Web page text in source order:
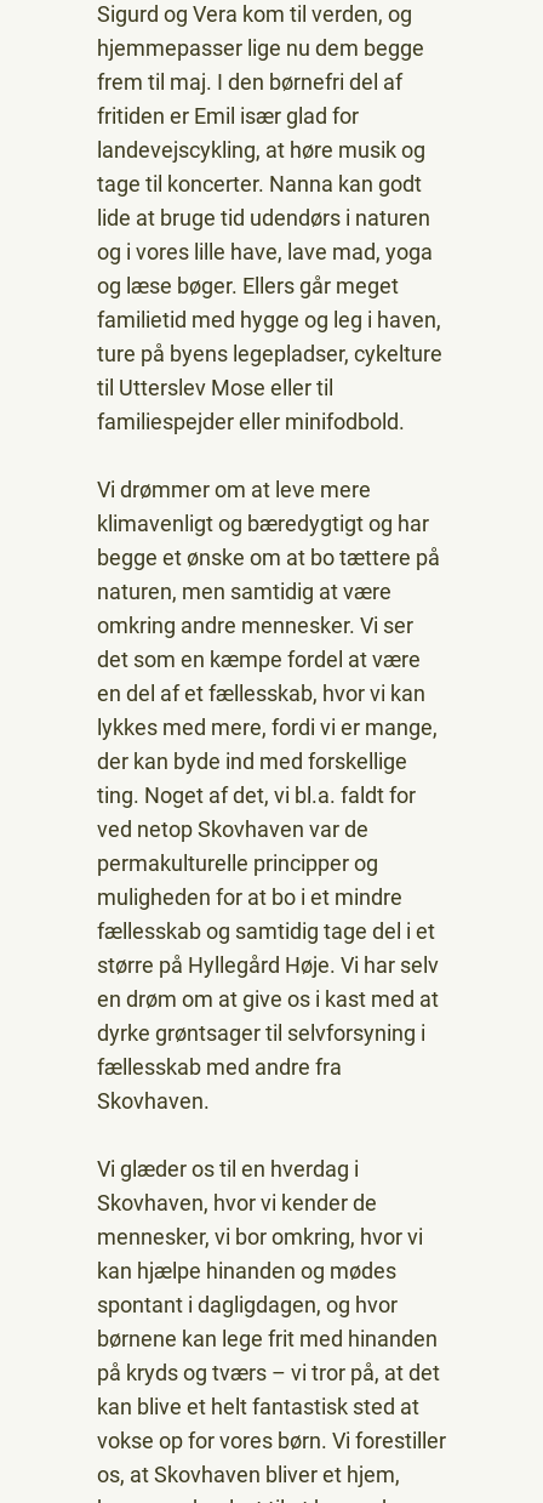
Sigurd og Vera kom til verden, og
hjemmepasser lige nu dem begge
frem til maj. I den børnefri del af
fritiden er Emil især glad for
landevejscykling, at høre musik og
tage til koncerter. Nanna kan godt
lide at bruge tid udendørs i naturen
og i vores lille have, lave mad, yoga
og læse bøger. Ellers går meget
familietid med hygge og leg i haven,
ture på byens legepladser, cykelture
til Utterslev Mose eller til
familiespejder eller minifodbold.
Vi drømmer om at leve mere
klimavenligt og bæredygtigt og har
begge et ønske om at bo tættere på
naturen, men samtidig at være
omkring andre mennesker. Vi ser
det som en kæmpe fordel at være
en del af et fællesskab, hvor vi kan
lykkes med mere, fordi vi er mange,
der kan byde ind med forskellige
ting. Noget af det, vi bl.a. faldt for
ved netop Skovhaven var de
permakulturelle principper og
muligheden for at bo i et mindre
fællesskab og samtidig tage del i et
større på Hyllegård Høje. Vi har selv
en drøm om at give os i kast med at
dyrke grøntsager til selvforsyning i
fællesskab med andre fra
Skovhaven.
Vi glæder os til en hverdag i
Skovhaven, hvor vi kender de
mennesker, vi bor omkring, hvor vi
kan hjælpe hinanden og mødes
spontant i dagligdagen, og hvor
børnene kan lege frit med hinanden
på kryds og tværs – vi tror på, at det
kan blive et helt fantastisk sted at
vokse op for vores børn. Vi forestiller
os, at Skovhaven bliver et hjem,